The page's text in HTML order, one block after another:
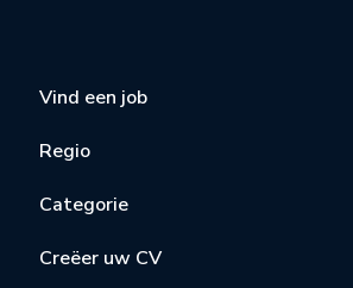
Vind een job
Regio
Categorie
Creëer uw CV